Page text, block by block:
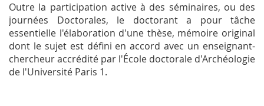
Outre la participation active à des séminaires, ou des
journées Doctorales, le doctorant a pour tâche
essentielle l'élaboration d'une thèse, mémoire original
dont le sujet est défini en accord avec un enseignant-
chercheur accrédité par l'École doctorale d'Archéologie
de l'Université Paris 1.